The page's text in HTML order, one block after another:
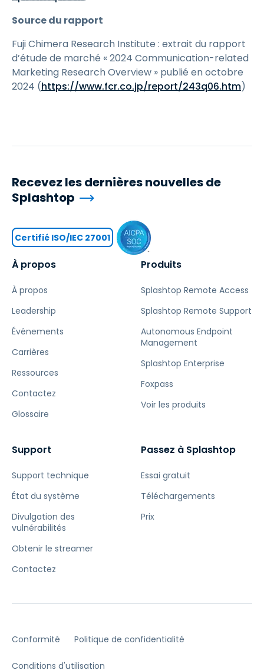
Source du rapport
Fuji Chimera Research Institute : extrait du rapport
d’étude de marché « 2024 Communication-related
Marketing Research Overview » publié en octobre
2024 (https://www.fcr.co.jp/report/243q06.htm)
À propos
À propos
Leadership
Événements
Carrières
Ressources
Contactez
Glossaire
Produits
Splashtop Remote Access
Splashtop Remote Support
Autonomous Endpoint
Management
Splashtop Enterprise
Foxpass
Voir les produits
Support
Support technique
État du système
Divulgation des
vulnérabilités
Obtenir le streamer
Contactez
Passez à Splashtop
Essai gratuit
Téléchargements
Prix
Recevez les dernières nouvelles de
Splashtop
Certifié ISO/IEC 27001
Conformité Politique de confidentialité
Conditions d'utilisation